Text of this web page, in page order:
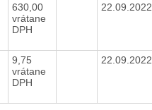
630,00
vrátane
DPH
22.09.2022
9,75
vrátane
DPH
22.09.2022